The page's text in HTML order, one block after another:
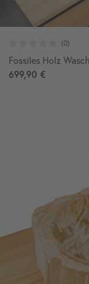
Fossiles Holz
699,90 €